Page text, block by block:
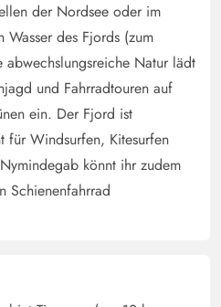
der Nordsee oder im
des Fjords (zum
Natur lädt
und Fahrradtouren auf
ein. Der Fjord ist
für Windsurfen, Kitesurfen
könnt ihr zudem
Schienenfahrrad